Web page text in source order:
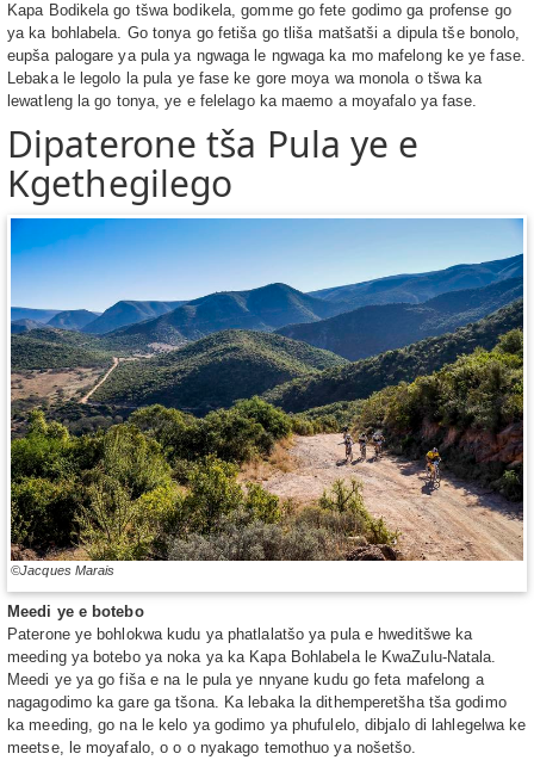
Kapa Bodikela go tšwa bodikela, gomme go fete godimo ga profense go
ya ka bohlabela. Go tonya go fetiša go tliša matšatši a dipula tše bonolo,
eupša palogare ya pula ya ngwaga le ngwaga ka mo mafelong ke ye fase.
Lebaka le legolo la pula ye fase ke gore moya wa monola o tšwa ka
lewatleng la go tonya, ye e felelago ka maemo a moyafalo ya fase.
Dipaterone tša Pula ye e
Kgethegilego
©Jacques Marais
Meedi ye e botebo
Paterone ye bohlokwa kudu ya phatlalatšo ya pula e hweditšwe ka
meeding ya botebo ya noka ya ka Kapa Bohlabela le KwaZulu-Natala.
Meedi ye ya go fiša e na le pula ye nnyane kudu go feta mafelong a
nagagodimo ka gare ga tšona. Ka lebaka la dithemperetšha tša godimo
ka meeding, go na le kelo ya godimo ya phufulelo, dibjalo di lahlegelwa ke
meetse, le moyafalo, o o o nyakago temothuo ya nošetšo.